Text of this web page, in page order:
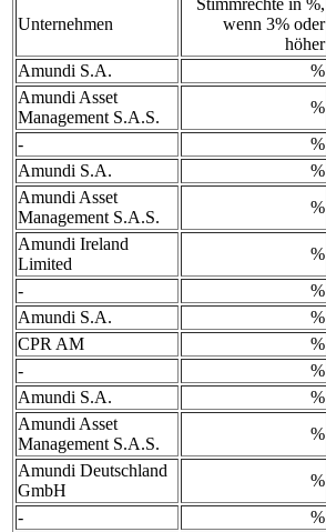
Unternehmen
wenn 3% oder
höher
Amundi S.A.
%
Amundi Asset
Management S.A.S.
%
-
%
Amundi S.A.
%
Amundi Asset
Management S.A.S.
%
Amundi Ireland
Limited
%
-
%
Amundi S.A.
%
CPR AM
%
-
%
Amundi S.A.
%
Amundi Asset
Management S.A.S.
%
Amundi Deutschland
GmbH
%
-
%